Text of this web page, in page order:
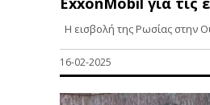
Η εισβολή της Ρωσίας στην
16-02-2025